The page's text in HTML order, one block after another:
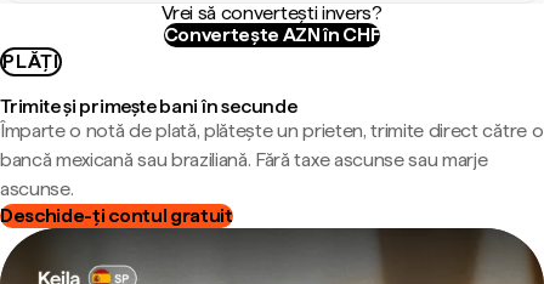
Vrei să convertești invers?
Convertește AZN în CHF
PLĂȚI
Trimite și primește bani în secunde
Împarte o notă de plată, plătește un prieten, trimite direct către o
bancă mexicană sau braziliană. Fără taxe ascunse sau marje
ascunse.
Deschide-ți contul gratuit